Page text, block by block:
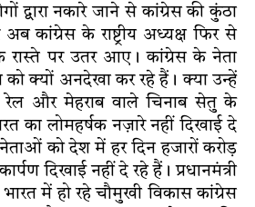
द्वारा नकारे जाने से कांग्रेस की कुंठा
कांग्रेस के राष्ट्रीय अध्यक्ष फिर से
पर उतर आए। कांग्रेस के नेता
क्यों अनदेखा कर रहे हैं। क्या उन्हें
और मेहराब वाले चिनाब सेतु के
का लोमहर्षक नज़ारे नहीं दिखाई दे
को देश में हर दिन हजारों करोड़
दिखाई नहीं दे रहे हैं। प्रधानमंत्री
भारत में हो रहे चौमुखी विकास कांग्रेस